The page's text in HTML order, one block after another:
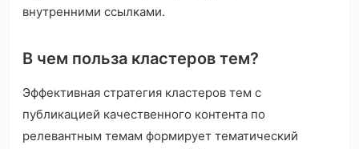
внутренними ссылками.
В чем польза кластеров тем?
Эффективная стратегия кластеров тем с
публикацией качественного контента по
релевантным темам формирует тематический